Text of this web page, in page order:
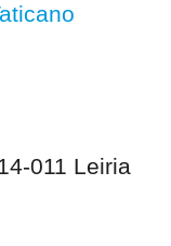
011 Leiria